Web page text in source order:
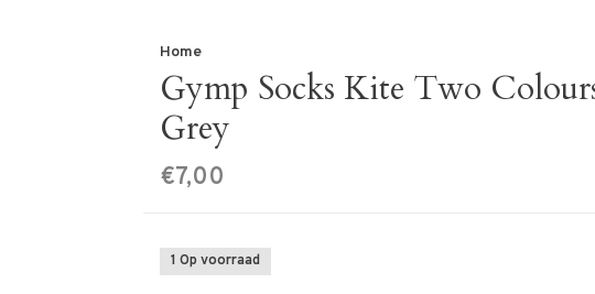
Home
Gymp Socks Kite Two
Grey
€7,00
1 Op voorraad